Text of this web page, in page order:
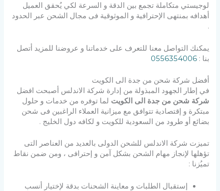
لوجيستي متكاملة تجمع بين الدقة و السرعة لكي يُحقق العميل
أهدافه بمنتهى الإحترافية و الموثوقية فى مجال الشحن عبر الحدود
.
يمكنك التواصل معنا للتعرف على خدماتنا و عروضنا للمزيد أتصل
بنا :0556354006
أفضل شركة شحن من جدة الى الكويت
في إطار الجهود المبذولة من إدارة شركة الاندلس أصبحت افضل
شركة شحن من جدة الى الكويت لما توفره من خدمات و حلول
مبتكرة و إقتصادية تتوافق مع ميزانية العملاء الراغبين فى شحن
بضائع أو طرود من السعودية للكويت و لكافه دول الخليج .
تميزت شركة الاندلس للشحن الدولى بالعديد من العناصر التى
تؤهلها لإنجاز مهام الشحن بشكل آمن و إحترافى ، ومن ضمن نقاط
تميُزنا :
إستقبال الطلبات و معاينة الشحنات بدقة لإختيار أنسب